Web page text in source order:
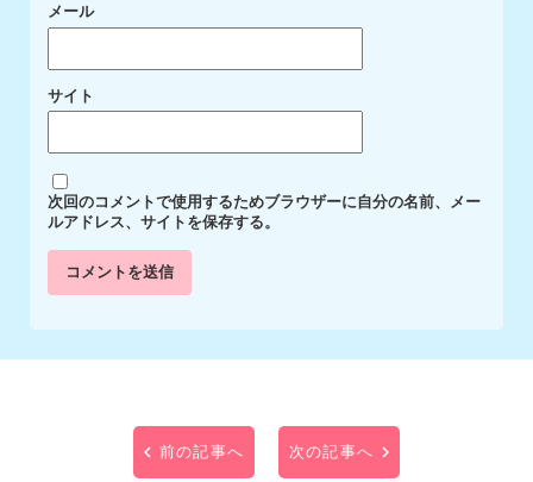
メール
サイト
次回のコメントで使用するためブラウザーに自分の名前、メー
ルアドレス、サイトを保存する。
前の記事へ 次の記事へ